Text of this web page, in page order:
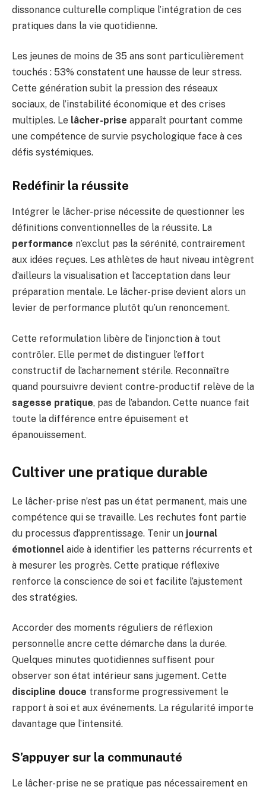
dissonance culturelle complique l’intégration de ces
pratiques dans la vie quotidienne.
Les jeunes de moins de 35 ans sont particulièrement
touchés : 53% constatent une hausse de leur stress.
Cette génération subit la pression des réseaux
sociaux, de l’instabilité économique et des crises
multiples. Le lâcher-prise apparaît pourtant comme
une compétence de survie psychologique face à ces
défis systémiques.
Redéfinir la réussite
Intégrer le lâcher-prise nécessite de questionner les
définitions conventionnelles de la réussite. La
performance n’exclut pas la sérénité, contrairement
aux idées reçues. Les athlètes de haut niveau intègrent
d’ailleurs la visualisation et l’acceptation dans leur
préparation mentale. Le lâcher-prise devient alors un
levier de performance plutôt qu’un renoncement.
Cette reformulation libère de l’injonction à tout
contrôler. Elle permet de distinguer l’effort
constructif de l’acharnement stérile. Reconnaître
quand poursuivre devient contre-productif relève de la
sagesse pratique, pas de l’abandon. Cette nuance fait
toute la différence entre épuisement et
épanouissement.
Cultiver une pratique durable
Le lâcher-prise n’est pas un état permanent, mais une
compétence qui se travaille. Les rechutes font partie
du processus d’apprentissage. Tenir un journal
émotionnel aide à identifier les patterns récurrents et
à mesurer les progrès. Cette pratique réflexive
renforce la conscience de soi et facilite l’ajustement
des stratégies.
Accorder des moments réguliers de réflexion
personnelle ancre cette démarche dans la durée.
Quelques minutes quotidiennes suffisent pour
observer son état intérieur sans jugement. Cette
discipline douce transforme progressivement le
rapport à soi et aux événements. La régularité importe
davantage que l’intensité.
S’appuyer sur la communauté
Le lâcher-prise ne se pratique pas nécessairement en